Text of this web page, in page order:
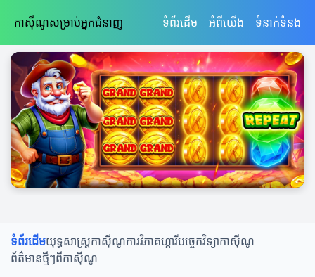
កាស៊ីណូសម្រាប់អ្នកជំនាញ ទំព័រដើម អំពី​យើង ទំនាក់ទំនង
ទំព័រដើមយុទ្ធសាស្ត្រកាស៊ីណូការវិភាគហ្គារីបច្ចេកវិទ្យាកាស៊ីណូ
ព័ត៌មានថ្មីៗពីកាស៊ីណូ